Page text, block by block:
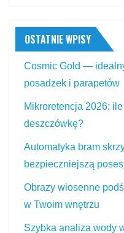
OSTATNIE WPISY
Cosmic Gold —
posadzek i parapetów
Mikroretencja 2026:
deszczówkę?
Automatyka bram
bezpieczniejszą
Obrazy wiosenne
w Twoim wnętrzu
Szybka analiza wody